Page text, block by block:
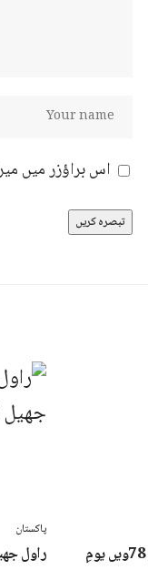
اس براؤزر میں
آئی ایس ایس آئی میں پاکستان کے 78ویں یومِ
پاکستان
راول